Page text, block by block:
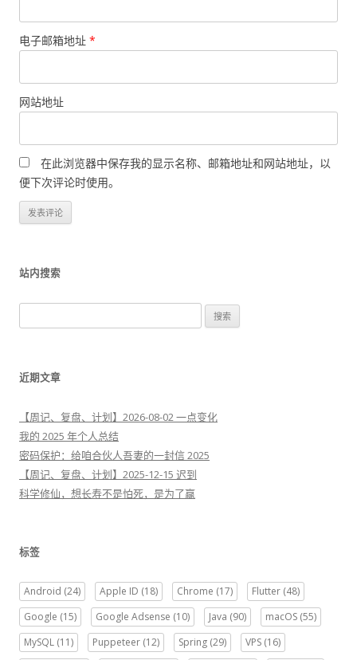
电子邮箱地址 *
网站地址
在此浏览器中保存我的显示名称、邮箱地址和网站地址，以
便下次评论时使用。
站内搜索
索
近期文章
【周记、复盘、计划】2026-08-02 一点变化
我的 2025 年个人总结
密码保护：给咱合伙人吾妻的一封信 2025
【周记、复盘、计划】2025-12-15 迟到
科学修仙，想长寿不是怕死，是为了赢
标签
Android (24) Apple ID (18) Chrome (17) Flutter (48)
Google (15) Google Adsense (10) Java (90) macOS (55)
MySQL (11) Puppeteer (12) Spring (29) VPS (16)